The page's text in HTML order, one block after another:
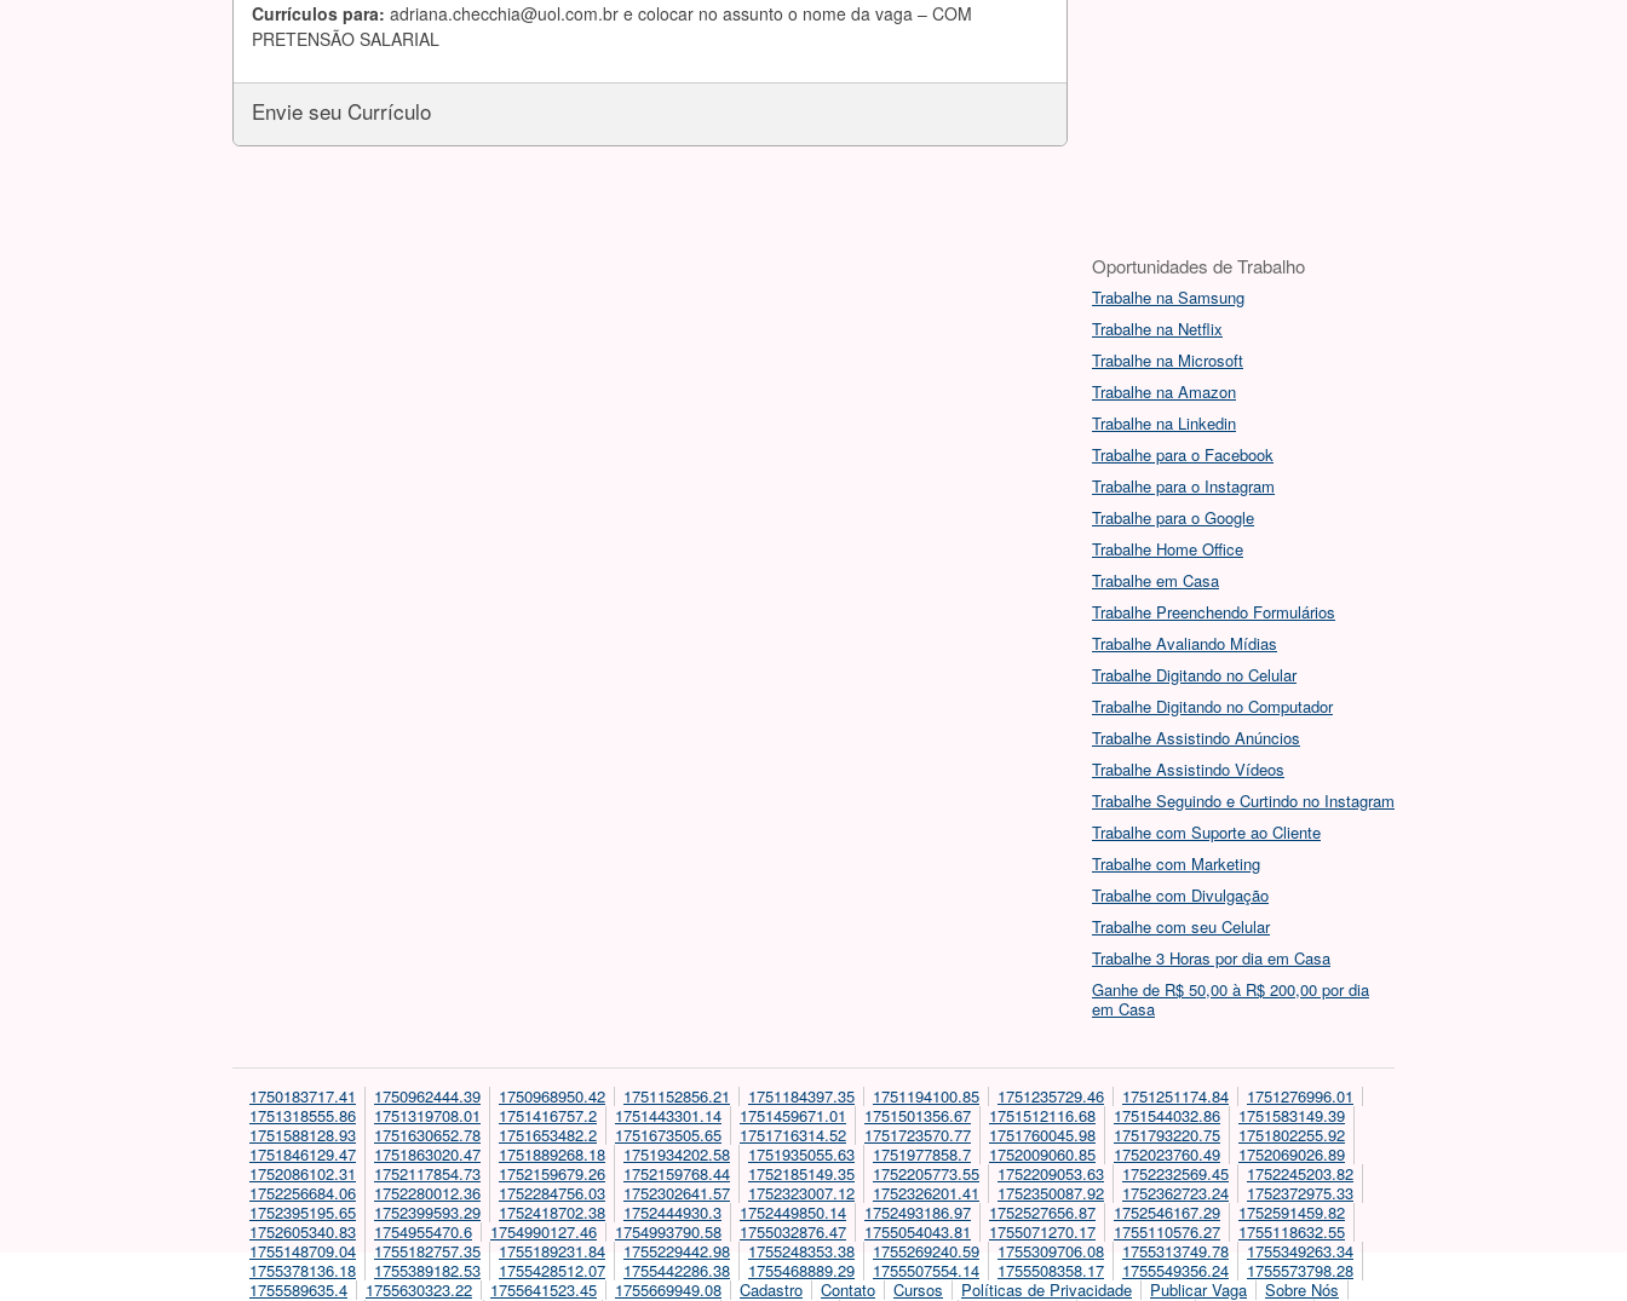
Currículos para: adriana.checchia@uol.com.br e colocar no assunto o nome da vaga – COM
PRETENSÃO SALARIAL
Envie seu Currículo
Oportunidades de Trabalho
Trabalhe na Samsung
Trabalhe na Netflix
Trabalhe na Microsoft
Trabalhe na Amazon
Trabalhe na Linkedin
Trabalhe para o Facebook
Trabalhe para o Instagram
Trabalhe para o Google
Trabalhe Home Office
Trabalhe em Casa
Trabalhe Preenchendo Formulários
Trabalhe Avaliando Mídias
Trabalhe Digitando no Celular
Trabalhe Digitando no Computador
Trabalhe Assistindo Anúncios
Trabalhe Assistindo Vídeos
Trabalhe Seguindo e Curtindo no Instagram
Trabalhe com Suporte ao Cliente
Trabalhe com Marketing
Trabalhe com Divulgação
Trabalhe com seu Celular
Trabalhe 3 Horas por dia em Casa
Ganhe de R$ 50,00 à R$ 200,00 por dia
em Casa
1750183717.41 1750962444.39 1750968950.42 1751152856.21 1751184397.35 1751194100.85 1751235729.46 1751251174.84
1751276996.01
1751318555.86
1751319708.01 1751416757.2 1751443301.14 1751459671.01 1751501356.67 1751512116.68 1751544032.86
1751583149.39
1751588128.93
1751630652.78 1751653482.2 1751673505.65 1751716314.52 1751723570.77 1751760045.98 1751793220.75
1751802255.92
1751846129.47
1751863020.47 1751889268.18 1751934202.58 1751935055.63 1751977858.7 1752009060.85 1752023760.49
1752069026.89
1752086102.31
1752117854.73 1752159679.26 1752159768.44 1752185149.35 1752205773.55 1752209053.63 1752232569.45
1752245203.82
1752256684.06
1752280012.36 1752284756.03 1752302641.57 1752323007.12 1752326201.41 1752350087.92 1752362723.24
1752372975.33
1752395195.65
1752399593.29 1752418702.38 1752444930.3 1752449850.14 1752493186.97 1752527656.87 1752546167.29
1752591459.82
1752605340.83
1754955470.6 1754990127.46 1754993790.58 1755032876.47 1755054043.81 1755071270.17 1755110576.27
1755118632.55
1755148709.04
1755182757.35 1755189231.84 1755229442.98 1755248353.38 1755269240.59 1755309706.08 1755313749.78
1755349263.34
1755378136.18
1755389182.53 1755428512.07 1755442286.38 1755468889.29 1755507554.14 1755508358.17 1755549356.24
1755573798.28
1755589635.4
1755630323.22 1755641523.45 1755669949.08 Cadastro Contato Cursos Políticas de Privacidade Publicar Vaga
Sobre Nós